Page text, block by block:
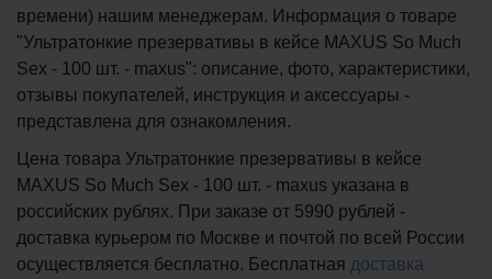
времени) нашим менеджерам. Информация о товаре
"Ультратонкие презервативы в кейсе MAXUS So Much
Sex - 100 шт. - maxus": описание, фото, характеристики,
отзывы покупателей, инструкция и аксессуары -
представлена для ознакомления.
Цена товара Ультратонкие презервативы в кейсе
MAXUS So Much Sex - 100 шт. - maxus указана в
российских рублях. При заказе от 5990 рублей -
доставка курьером по Москве и почтой по всей России
осуществляется бесплатно. Бесплатная доставка